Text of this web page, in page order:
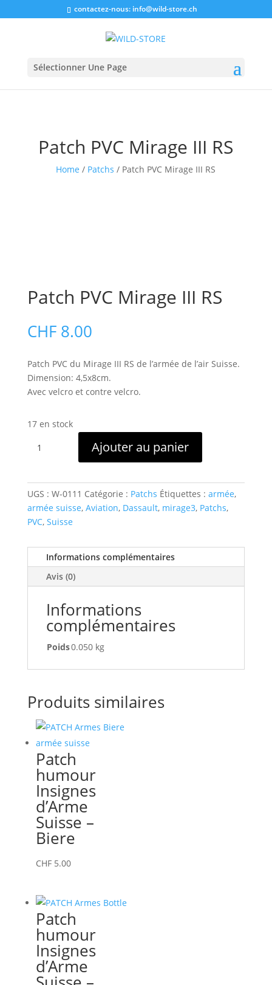
contactez-nous: info@wild-store.ch
Sélectionner Une Page
Patch PVC Mirage III RS
Home / Patchs / Patch PVC Mirage III RS
Patch PVC Mirage III RS
CHF8.00
Patch PVC du Mirage III RS de l’armée de l’air Suisse.
Dimension: 4,5x8cm.
Avec velcro et contre velcro.
17 en stock
Mirage
III
RS
Ajouter au panier
UGS : W-0111 Catégorie : Patchs Étiquettes : armée,
armée suisse, Aviation, Dassault, mirage3, Patchs,
PVC, Suisse
Informations complémentaires
Avis (0)
Informations
complémentaires
Poids0.050 kg
Produits similaires
Patch
humour
Insignes
d’Arme
Suisse –
Biere
CHF5.00
Patch
humour
Insignes
d’Arme